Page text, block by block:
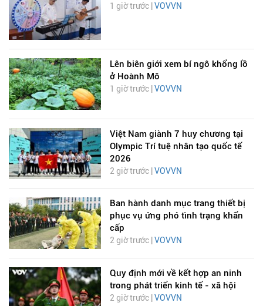
1 giờ trước | VOVVN
Lên biên giới xem bí ngô khổng lồ
ở Hoành Mô
1 giờ trước | VOVVN
Việt Nam giành 7 huy chương tại
Olympic Trí tuệ nhân tạo quốc tế
2026
2 giờ trước | VOVVN
Ban hành danh mục trang thiết bị
phục vụ ứng phó tình trạng khẩn
cấp
2 giờ trước | VOVVN
Quy định mới về kết hợp an ninh
trong phát triển kinh tế - xã hội
2 giờ trước | VOVVN